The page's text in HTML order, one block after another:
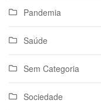
Pandemia
Saúde
Sem Categoria
Sociedade